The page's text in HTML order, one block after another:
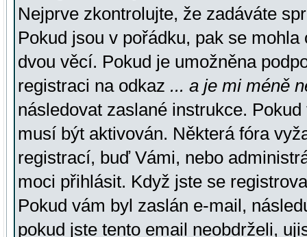
Nejprve zkontrolujte, že zadáváte
Pokud jsou v pořádku, pak se
dvou věcí. Pokud je umožněna
registraci na odkaz ... a je mi méně
následovat zaslané instrukce.
musí být aktivován. Některá fóra
registrací, buď Vámi, nebo
moci přihlásit. Když jste se
Pokud vám byl zaslán e-mail,
pokud jste tento email neobdrželi,